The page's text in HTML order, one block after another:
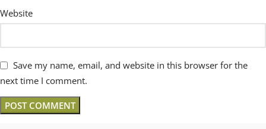
Website
Save my name, email, and website in this browser for the
next time I comment.